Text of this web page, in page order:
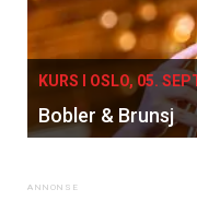
Få
KURS I OSLO, 05.
Bobler & Brunsj